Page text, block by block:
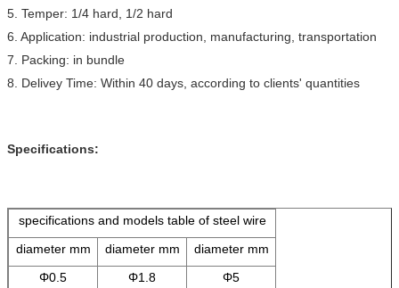
5. Temper: 1/4 hard, 1/2 hard
6. Application: industrial production, manufacturing, transportation
7. Packing: in bundle
8. Delivey Time: Within 40 days, according to clients' quantities
Specifications:
specifications and models table of steel wire
diameter mm
diameter mm
diameter mm
Φ0.5
Φ1.8
Φ5